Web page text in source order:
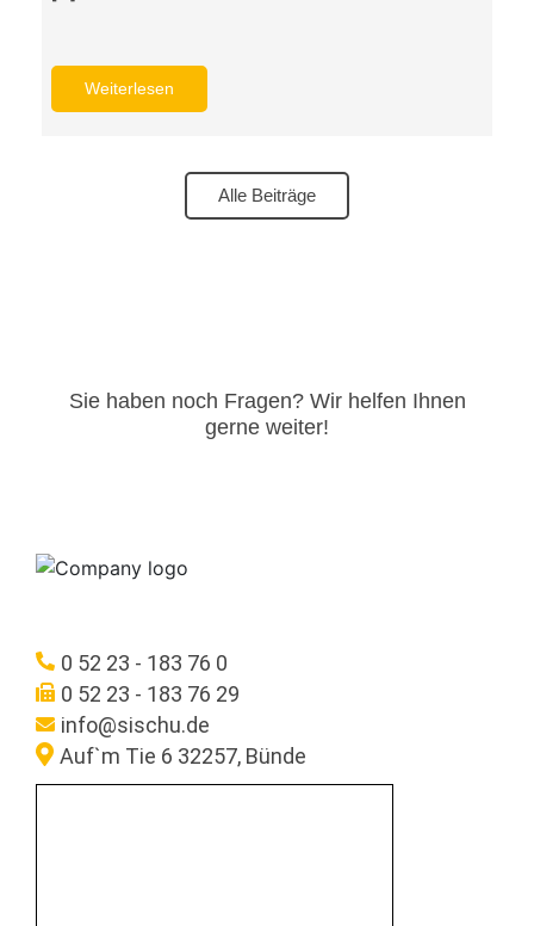
Weiterlesen
Alle Beiträge
Sie haben noch Fragen? Wir helfen Ihnen
gerne weiter!​
0 52 23 - 183 76 0
0 52 23 - 183 76 29
info@sischu.de
Auf`m Tie 6 32257, Bünde